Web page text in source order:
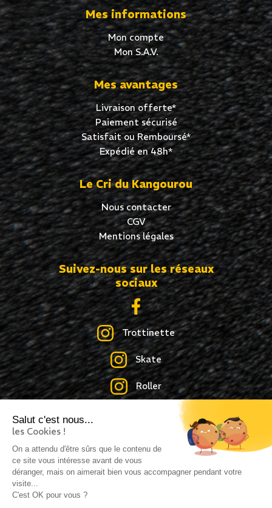
Salut c'est nous...
les Cookies !
On a attendu d'être sûrs que le contenu de
ce site vous intéresse avant de vous
déranger, mais on aimerait bien vous accompagner pendant votre
visite...
C'est OK pour vous ?
Mes informations
Mon compte
Mon S.A.V.
Mes avantages
Livraison offerte*
Paiement sécurisé
Satisfait ou Remboursé*
Expédié en 48h*
Le Cri du Kangourou
Nous contacter
CGV
Mentions légales
Suivez-nous sur les réseaux
sociaux
Trottinette
Skate
Roller
Création site internet : idcom-lagence.fr- Copyright
©2026 -Mentions légales